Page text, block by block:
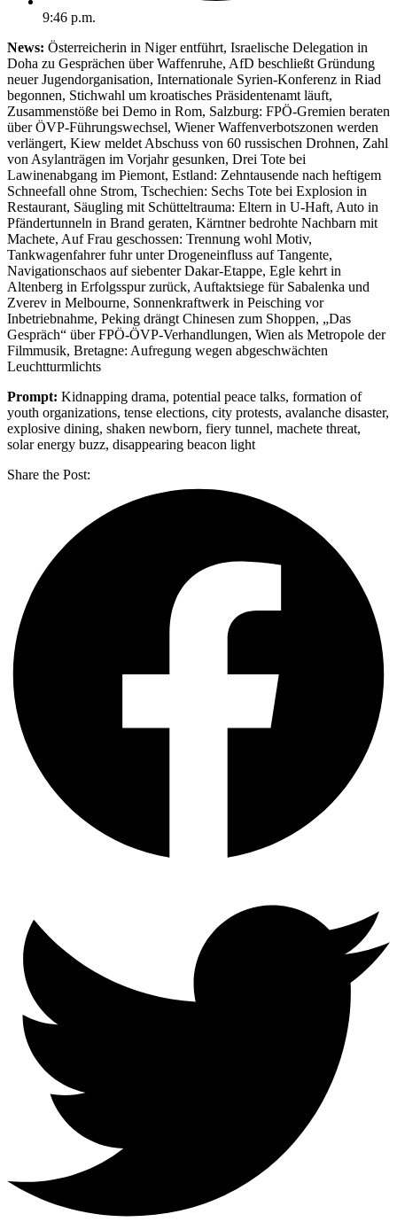
9:46 p.m.
News: Österreicherin in Niger entführt, Israelische Delegation in
Doha zu Gesprächen über Waffenruhe, AfD beschließt Gründung
neuer Jugendorganisation, Internationale Syrien-Konferenz in Riad
begonnen, Stichwahl um kroatisches Präsidentenamt läuft,
Zusammenstöße bei Demo in Rom, Salzburg: FPÖ-Gremien beraten
über ÖVP-Führungswechsel, Wiener Waffenverbotszonen werden
verlängert, Kiew meldet Abschuss von 60 russischen Drohnen, Zahl
von Asylanträgen im Vorjahr gesunken, Drei Tote bei
Lawinenabgang im Piemont, Estland: Zehntausende nach heftigem
Schneefall ohne Strom, Tschechien: Sechs Tote bei Explosion in
Restaurant, Säugling mit Schütteltrauma: Eltern in U-Haft, Auto in
Pfändertunneln in Brand geraten, Kärntner bedrohte Nachbarn mit
Machete, Auf Frau geschossen: Trennung wohl Motiv,
Tankwagenfahrer fuhr unter Drogeneinfluss auf Tangente,
Navigationschaos auf siebenter Dakar-Etappe, Egle kehrt in
Altenberg in Erfolgsspur zurück, Auftaktsiege für Sabalenka und
Zverev in Melbourne, Sonnenkraftwerk in Peisching vor
Inbetriebnahme, Peking drängt Chinesen zum Shoppen, „Das
Gespräch“ über FPÖ-ÖVP-Verhandlungen, Wien als Metropole der
Filmmusik, Bretagne: Aufregung wegen abgeschwächten
Leuchtturmlichts
Prompt: Kidnapping drama, potential peace talks, formation of
youth organizations, tense elections, city protests, avalanche disaster,
explosive dining, shaken newborn, fiery tunnel, machete threat,
solar energy buzz, disappearing beacon light
Share the Post: